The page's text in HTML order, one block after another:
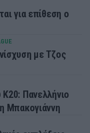
για επίθεση ο
με Τζος
Πανελλήνιο
Μπακογιάννη